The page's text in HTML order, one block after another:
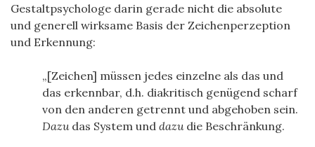
Gestaltpsychologe darin gerade nicht die absolute
und generell wirksame Basis der Zeichenperzeption
und Erkennung:
[Zeichen] müssen jedes einzelne als das und
das erkennbar, d.h. diakritisch genügend scharf
von den anderen getrennt und abgehoben sein.
Dazudas System und dazudie Beschränkung.